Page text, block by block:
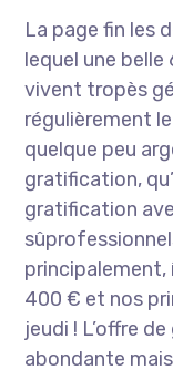
La page fin les
lequel une
vivent tropès
régulièrement
quelque peu
gratification,
gratification
principalement,
400 € et nos
jeudi ! L’offre
abondante